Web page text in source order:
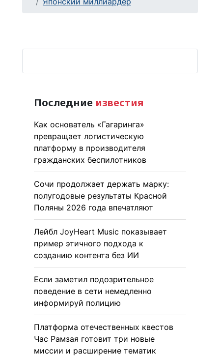
Последние известия
Как основатель «Гагаринга»
превращает логистическую
платформу в производителя
гражданских беспилотников
Сочи продолжает держать марку:
полугодовые результаты Красной
Поляны 2026 года впечатляют
Лейбл JoyHeart Music показывает
пример этичного подхода к
созданию контента без ИИ
Если заметил подозрительное
поведение в сети немедленно
информируй полицию
Платформа отечественных квестов
Час Рамзая готовит три новые
миссии и расширение тематик